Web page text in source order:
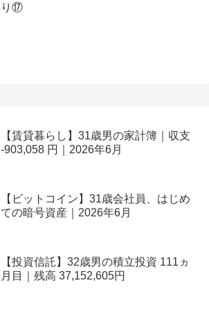
り⑰
【賃貸暮らし】31歳男の家計簿｜収支
-903,058 円｜2026年6月
【ビットコイン】31歳会社員、はじめ
ての暗号資産｜2026年6月
【投資信託】32歳男の積立投資 111ヵ
月目｜残高 37,152,605円